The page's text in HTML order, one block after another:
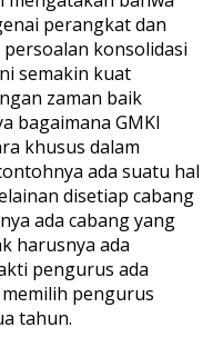
perangkat dan
konsolidasi
semakin kuat
zaman baik
bagaimana GMKI
khusus dalam
ada suatu hal
disetiap cabang
ada cabang yang
harusnya ada
pengurus ada
pengurus
tahun.